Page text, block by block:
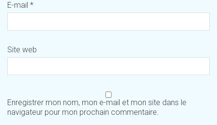
E-mail *
Site web
Enregistrer mon nom, mon e-mail et mon site dans le
navigateur pour mon prochain commentaire.